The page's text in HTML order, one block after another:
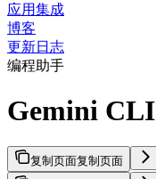
应用集成
博客
更新日志
编程助手
Gemini CLI
复制页面复制页面